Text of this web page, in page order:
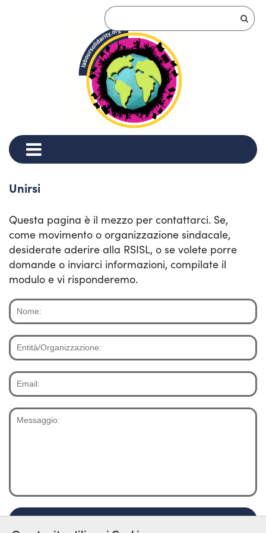
Unirsi
Questa pagina è il mezzo per contattarci. Se,
come movimento o organizzazione sindacale,
desiderate aderire alla RSISL, o se volete porre
domande o inviarci informazioni, compilate il
modulo e vi risponderemo.
Nome:
Entità/Organizzazione:
Email:
Messaggio:
Voglio far parte della Rete